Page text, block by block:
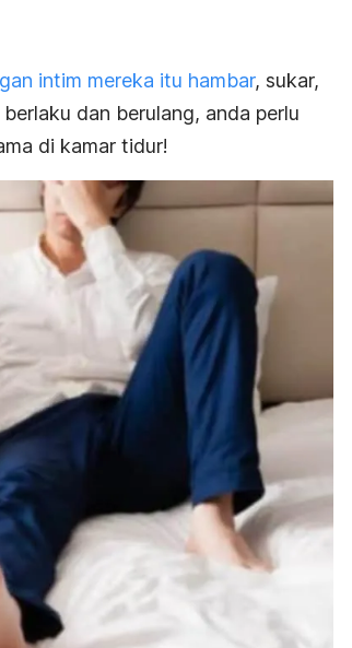
intim mereka itu hambar, sukar,
dan berulang, anda perlu
di kamar tidur!